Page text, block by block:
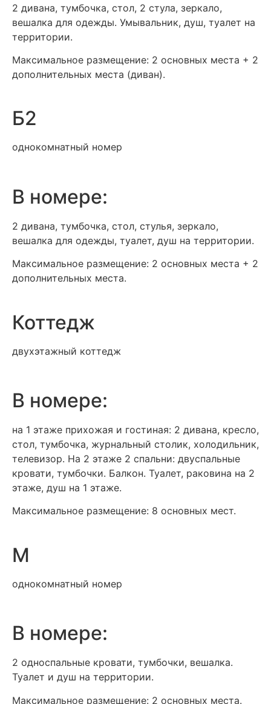
2 дивана, тумбочка, стол, 2 стула, зеркало,
вешалка для одежды. Умывальник, душ, туалет на
территории.
Максимальное размещение: 2 основных места + 2
дополнительных места (диван).
Б2
однокомнатный номер
В номере:
2 дивана, тумбочка, стол, стулья, зеркало,
вешалка для одежды, туалет, душ на территории.
Максимальное размещение: 2 основных места + 2
дополнительных места.
Коттедж
двухэтажный коттедж
В номере:
на 1 этаже прихожая и гостиная: 2 дивана, кресло,
стол, тумбочка, журнальный столик, холодильник,
телевизор. На 2 этаже 2 спальни: двуспальные
кровати, тумбочки. Балкон. Туалет, раковина на 2
этаже, душ на 1 этаже.
Максимальное размещение: 8 основных мест.
М
однокомнатный номер
В номере:
2 односпальные кровати, тумбочки, вешалка.
Туалет и душ на территории.
Максимальное размещение: 2 основных места.